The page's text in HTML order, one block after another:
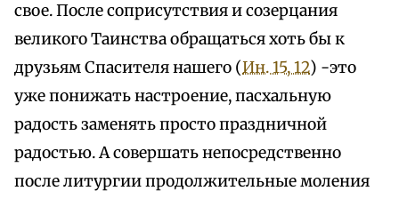
свое. После соприсутствия и созерцания
великого Таинства обращаться хоть бы к
друзьям Спасителя нашего (Ин. 15, 12) -это
уже понижать настроение, пасхальную
радость заменять просто праздничной
радостью. А совершать непосредственно
после литургии продолжительные моления